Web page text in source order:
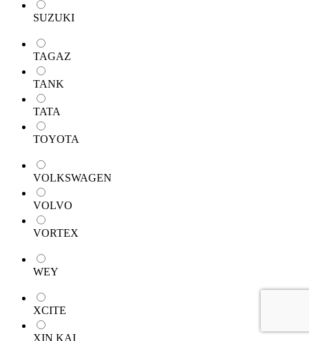
SUZUKI
TAGAZ
TANK
TATA
TOYOTA
VOLKSWAGEN
VOLVO
VORTEX
WEY
XCITE
XIN KAI